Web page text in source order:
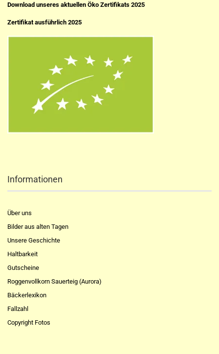
Download unseres aktuellen Öko Zertifikats 2025
Zertifikat ausführlich 2025
Informationen
Über uns
Bilder aus alten Tagen
Unsere Geschichte
Haltbarkeit
Gutscheine
Roggenvollkorn Sauerteig (Aurora)
Bäckerlexikon
Fallzahl
Copyright Fotos